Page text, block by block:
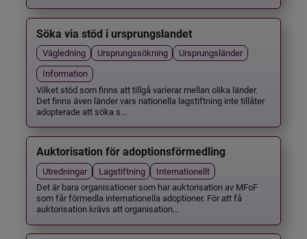
Söka via stöd i ursprungslandet
Vägledning Ursprungssökning
Ursprungsländer
Information
Vilket stöd som finns att tillgå varierar mellan olika länder.
Det finns även länder vars nationella lagstiftning inte tillåter
adopterade att söka s...
Auktorisation för adoptionsförmedling
Utredningar Lagstiftning
Internationellt
Det är bara organisationer som har auktorisation av MFoF
som får förmedla internationella adoptioner. För att få
auktorisation krävs att organisation...